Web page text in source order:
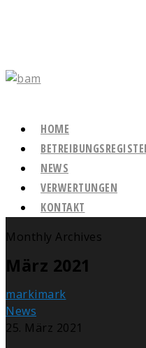
HOME
NEWS
VERWERTUNGEN
KONTAKT
Monthly Archives
März 2021
markimark
News
25. März 2021